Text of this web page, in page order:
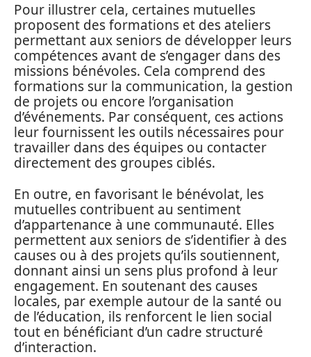
Pour illustrer cela, certaines mutuelles
proposent des formations et des ateliers
permettant aux seniors de développer leurs
compétences avant de s’engager dans des
missions bénévoles. Cela comprend des
formations sur la communication, la gestion
de projets ou encore l’organisation
d’événements. Par conséquent, ces actions
leur fournissent les outils nécessaires pour
travailler dans des équipes ou contacter
directement des groupes ciblés.
En outre, en favorisant le bénévolat, les
mutuelles contribuent au sentiment
d’appartenance à une communauté. Elles
permettent aux seniors de s’identifier à des
causes ou à des projets qu’ils soutiennent,
donnant ainsi un sens plus profond à leur
engagement. En soutenant des causes
locales, par exemple autour de la santé ou
de l’éducation, ils renforcent le lien social
tout en bénéficiant d’un cadre structuré
d’interaction.